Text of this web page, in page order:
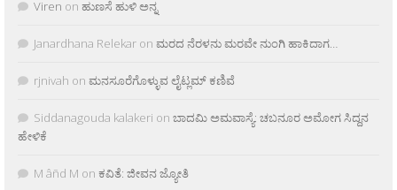
Viren on ಹುಣಸೆ ಹುಳಿ ಅನ್ನ
Janardhana Relekar on ಮರದ ನೆರಳನು ಮರವೇ ನುಂಗಿ ಹಾಕಿದಾಗ…
rjnivah on ಮನಸೂರೆಗೊಳ್ಳುವ ಲೈಟ್ಲಮ್ ಕಣಿವೆ
Siddanagouda kalakeri on ಬಾದಮಿ ಅಮವಾಸ್ಯೆ: ಚಬನೂರ ಅಮೋಗ ಸಿದ್ದನ
ಹೇಳಿಕೆ
M âñd M on ಕವಿತೆ: ಜೀವನ ಜ್ಯೋತಿ